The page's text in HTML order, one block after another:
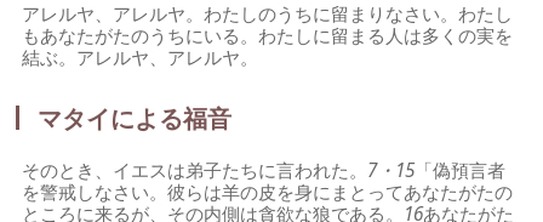
アレルヤ、アレルヤ。わたしのうちに留まりなさい。わたし
もあなたがたのうちにいる。わたしに留まる人は多くの実を
結ぶ。アレルヤ、アレルヤ。
マタイによる福音
そのとき、イエスは弟子たちに言われた。 7・15 「偽預言者
を警戒しなさい。彼らは羊の皮を身にまとってあなたがたの
ところに来るが、その内側は貪欲な狼である。 16あなたがた